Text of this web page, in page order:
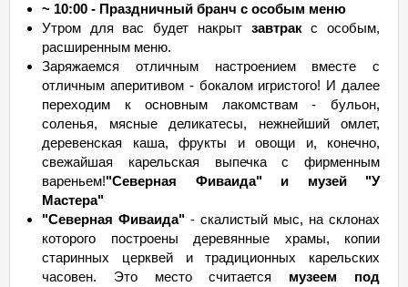
~ 10:00 - Праздничный бранч с особым меню
Утром для вас будет накрыт завтракс особым,
расширенным меню.
Заряжаемся отличным настроением вместе с
отличным аперитивом - бокалом игристого! И далее
переходим к основным лакомствам - бульон,
соленья, мясные деликатесы, нежнейший омлет,
деревенская каша, фрукты и овощи и, конечно,
свежайшая карельская выпечка с фирменным
вареньем!"Северная Фиваида" и музей "У
Мастера"
"Северная Фиваида" - скалистый мыс, на склонах
которого построены деревянные храмы, копии
старинных церквей и традиционных карельских
часовен. Это место считается музеем под